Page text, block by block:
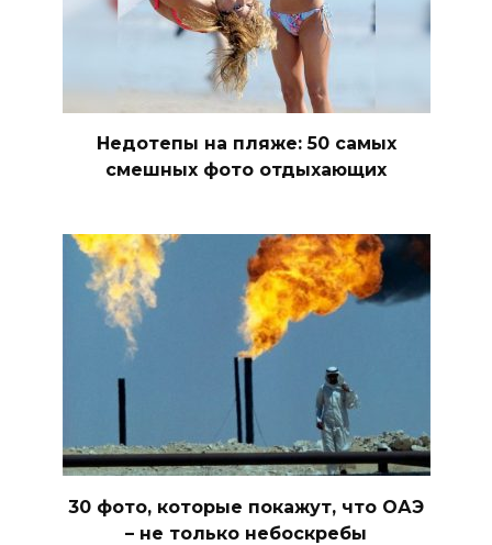
Недотепы на пляже: 50 самых
смешных фото отдыхающих
30 фото, которые покажут, что ОАЭ
– не только небоскребы